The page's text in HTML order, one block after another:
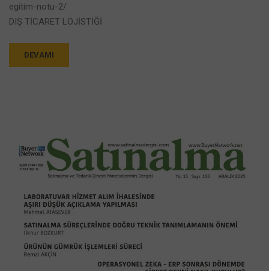
egitim-notu-2/
DIŞ TİCARET LOJİSTİĞİ
DEVAMI